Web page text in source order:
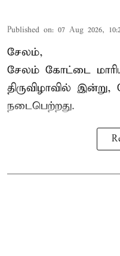
Published on: 07 Aug 2026,
சேலம்,
சேலம் கோட்டை
திருவிழாவில்
நடைபெற்றது.